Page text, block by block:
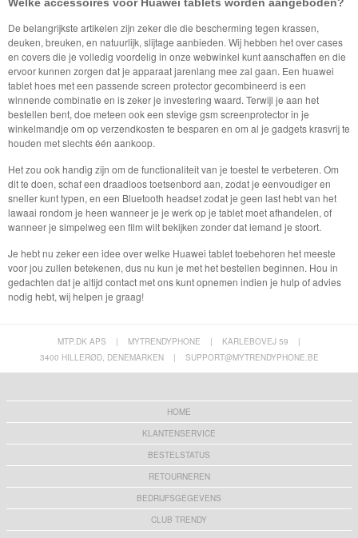
De belangrijkste artikelen zijn zeker die die bescherming tegen krassen,
deuken, breuken, en natuurlijk, slijtage aanbieden. Wij hebben het over cases
en covers die je volledig voordelig in onze webwinkel kunt aanschaffen en die
ervoor kunnen zorgen dat je apparaat jarenlang mee zal gaan. Een huawei
tablet hoes met een passende screen protector gecombineerd is een
winnende combinatie en is zeker je investering waard. Terwijl je aan het
bestellen bent, doe meteen ook een stevige gsm screenprotector in je
winkelmandje om op verzendkosten te besparen en om al je gadgets krasvrij te
houden met slechts één aankoop.
Het zou ook handig zijn om de functionaliteit van je toestel te verbeteren. Om
dit te doen, schaf een draadloos toetsenbord aan, zodat je eenvoudiger en
sneller kunt typen, en een Bluetooth headset zodat je geen last hebt van het
lawaai rondom je heen wanneer je je werk op je tablet moet afhandelen, of
wanneer je simpelweg een film wilt bekijken zonder dat iemand je stoort.
Je hebt nu zeker een idee over welke Huawei tablet toebehoren het meeste
voor jou zullen betekenen, dus nu kun je met het bestellen beginnen. Hou in
gedachten dat je altijd contact met ons kunt opnemen indien je hulp of advies
nodig hebt, wij helpen je graag!
MTP.DK APS | MYTRENDYPHONE | KARLEBOVEJ 59
|
3400 HILLERØD, DENEMARKEN
| SUPPORT@MYTRENDYPHONE.BE
HOME
KLANTENSERVICE
BESTELSTATUS
RETOURNEREN
BEDRIJFSGEGEVENS
CLUB TRENDY